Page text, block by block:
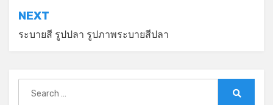
NEXT
ระบายสี รูปปลา รูปภาพระบายสีปลา
for: